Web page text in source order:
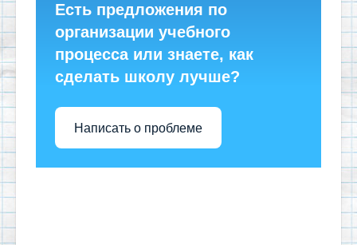
Есть предложения по
организации учебного
процесса или знаете, как
сделать школу лучше?
Написать о проблеме